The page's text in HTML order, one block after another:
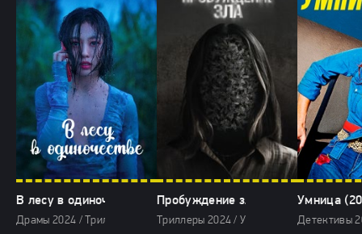
В лесу в одиночестве (2024)
Драмы 2024 / Триллеры 2024 / Сериалы 2024 / Фильмы 2024
Пробуждение зла (2024)
Триллеры 2024 / Ужасы 2024 /
Умница
Детективы